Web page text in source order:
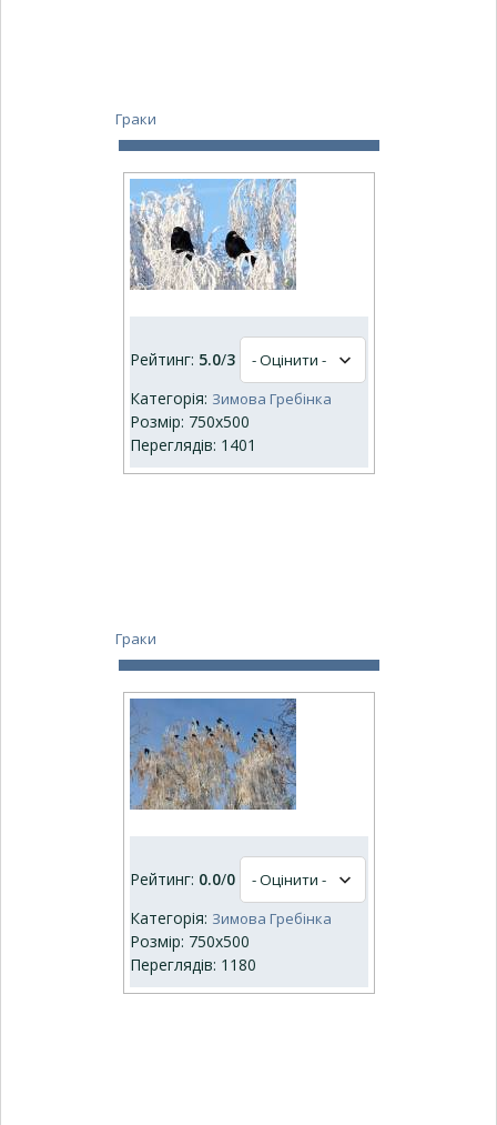
Граки
Рейтинг: 5.0/3
Категорія: Зимова Гребінка
Розмір: 750x500
Переглядів: 1401
Граки
Рейтинг: 0.0/0
Категорія: Зимова Гребінка
Розмір: 750x500
Переглядів: 1180